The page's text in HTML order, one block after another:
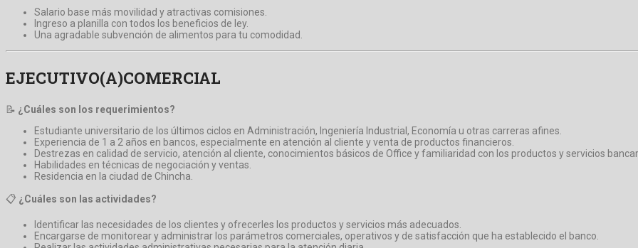
Salario base más movilidad y atractivas comisiones.
Ingreso a planilla con todos los beneficios de ley.
Una agradable subvención de alimentos para tu comodidad.
EJECUTIVO(A)COMERCIAL
📝 ¿Cuáles son los requerimientos?
Estudiante universitario de los últimos ciclos en Administración, Ingeniería Industrial, Economía u otras carreras afines.
Experiencia de 1 a 2 años en bancos, especialmente en atención al cliente y venta de productos financieros.
Destrezas en calidad de servicio, atención al cliente, conocimientos básicos de Office y familiaridad con los productos y servicios
Habilidades en técnicas de negociación y ventas.
Residencia en la ciudad de Chincha.
📋 ¿Cuáles son las actividades?
Identificar las necesidades de los clientes y ofrecerles los productos y servicios más adecuados.
Encargarse de monitorear y administrar los parámetros comerciales, operativos y de satisfacción que ha establecido el banco.